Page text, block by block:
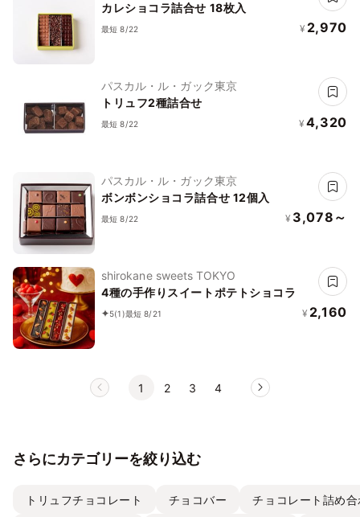
カレショコラ詰合せ 18枚入
最短 8/22 ¥ 2,970
パスカル・ル・ガック東京
トリュフ2種詰合せ
最短 8/22 ¥ 4,320
パスカル・ル・ガック東京
ボンボンショコラ詰合せ 12個入
最短 8/22 ¥ 3,078～
shirokane sweets TOKYO
4種の手作りスイートポテトショコラ
5(1)最短 8/21 ¥ 2,160
1 2 3 4
さらにカテゴリーを絞り込む
トリュフチョコレート チョコバー チョコレート詰め